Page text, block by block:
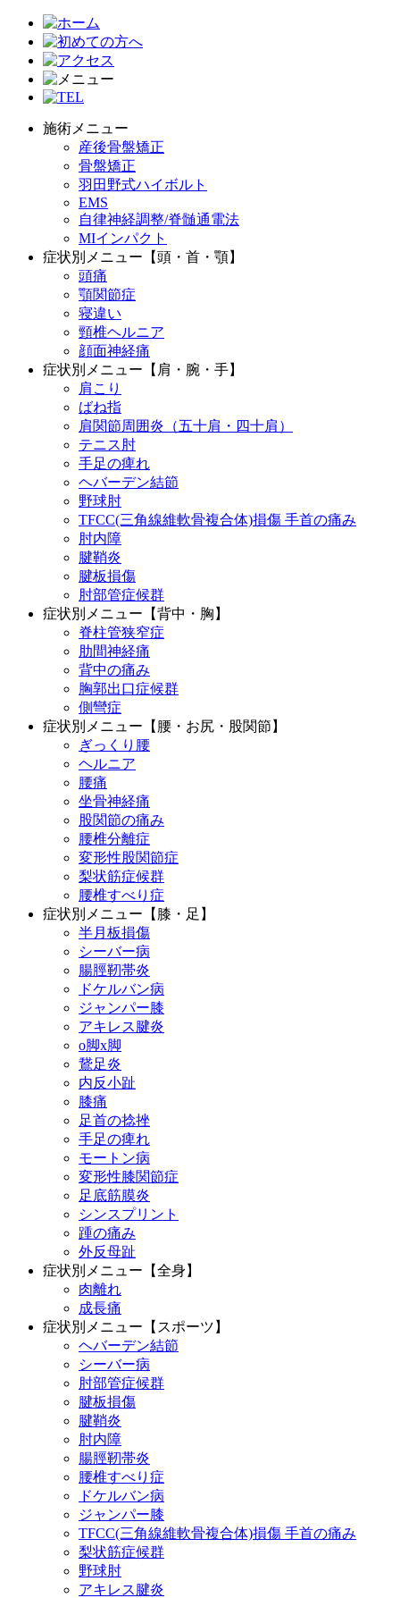
施術メニュー
産後骨盤矯正
骨盤矯正
羽田野式ハイボルト
EMS
自律神経調整/脊髄通電法
MIインパクト
症状別メニュー【頭・首・顎】
頭痛
顎関節症
寝違い
頸椎ヘルニア
顔面神経痛
症状別メニュー【肩・腕・手】
肩こり
ばね指
肩関節周囲炎（五十肩・四十肩）
テニス肘
手足の痺れ
ヘバーデン結節
野球肘
TFCC(三角線維軟骨複合体)損傷 手首の痛み
肘内障
腱鞘炎
腱板損傷
肘部管症候群
症状別メニュー【背中・胸】
脊柱管狭窄症
肋間神経痛
背中の痛み
胸郭出口症候群
側彎症
症状別メニュー【腰・お尻・股関節】
ぎっくり腰
ヘルニア
腰痛
坐骨神経痛
股関節の痛み
腰椎分離症
変形性股関節症
梨状筋症候群
腰椎すべり症
症状別メニュー【膝・足】
半月板損傷
シーバー病
腸脛靭帯炎
ドケルバン病
ジャンパー膝
アキレス腱炎
o脚x脚
鵞足炎
内反小趾
膝痛
足首の捻挫
手足の痺れ
モートン病
変形性膝関節症
足底筋膜炎
シンスプリント
踵の痛み
外反母趾
症状別メニュー【全身】
肉離れ
成長痛
症状別メニュー【スポーツ】
ヘバーデン結節
シーバー病
肘部管症候群
腱板損傷
腱鞘炎
肘内障
腸脛靭帯炎
腰椎すべり症
ドケルバン病
ジャンパー膝
TFCC(三角線維軟骨複合体)損傷 手首の痛み
梨状筋症候群
野球肘
アキレス腱炎